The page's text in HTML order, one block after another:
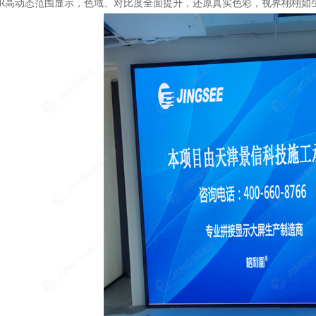
高动态范围显示，色域、对比度全面提升，还原真实色彩，视界栩栩如